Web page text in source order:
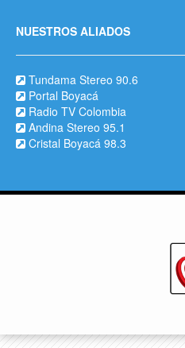
NUESTROS ALIADOS
Tundama Stereo 90.6
Portal Boyacá
Radio TV Colombia
Andina Stereo 95.1
Cristal Boyacá 98.3